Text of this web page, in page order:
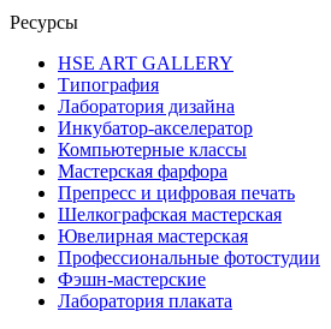
Ресурсы
HSE ART GALLERY
Типография
Лаборатория дизайна
Инкубатор-акселератор
Компьютерные классы
Мастерская фарфора
Препресс и цифровая печать
Шелкографская мастерская
Ювелирная мастерская
Профессиональные фотостудии
Фэшн-мастерские
Лаборатория плаката